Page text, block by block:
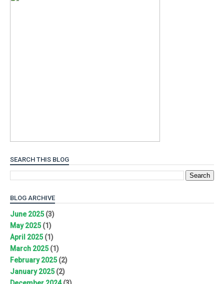
SEARCH THIS BLOG
BLOG ARCHIVE
June 2025(3)
May 2025(1)
April 2025(1)
March 2025(1)
February 2025(2)
January 2025(2)